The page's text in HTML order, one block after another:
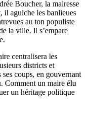
Boucher, la mairesse
il aguiche les banlieues
au ton populiste
la ville. Il s’empare
centralisera les
districts et
coups, en gouvernant
Comment un maire élu
un héritage politique